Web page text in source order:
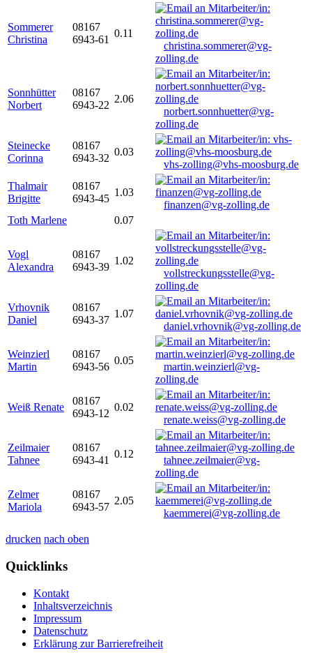
Sommerer
Christina
08167
6943-61
0.11
christina.sommerer@vg-
zolling.de
Sonnhütter
Norbert
08167
6943-22
2.06
norbert.sonnhuetter@vg-
zolling.de
Steinecke
Corinna
08167
6943-32
0.03
vhs-zolling@vhs-moosburg.de
Thalmair
Brigitte
08167
6943-45
1.03
finanzen@vg-zolling.de
Toth Marlene
0.07
Vogl
Alexandra
08167
6943-39
1.02
vollstreckungsstelle@vg-
zolling.de
Vrhovnik
Daniel
08167
6943-37
1.07
daniel.vrhovnik@vg-zolling.de
Weinzierl
Martin
08167
6943-56
0.05
martin.weinzierl@vg-
zolling.de
Weiß Renate
08167
6943-12
0.02
renate.weiss@vg-zolling.de
Zeilmaier
Tahnee
08167
6943-41
0.12
tahnee.zeilmaier@vg-
zolling.de
Zelmer
Mariola
08167
6943-57
2.05
kaemmerei@vg-zolling.de
drucken nach oben
Quicklinks
Kontakt
Inhaltsverzeichnis
Impressum
Datenschutz
Erklärung zur Barrierefreiheit